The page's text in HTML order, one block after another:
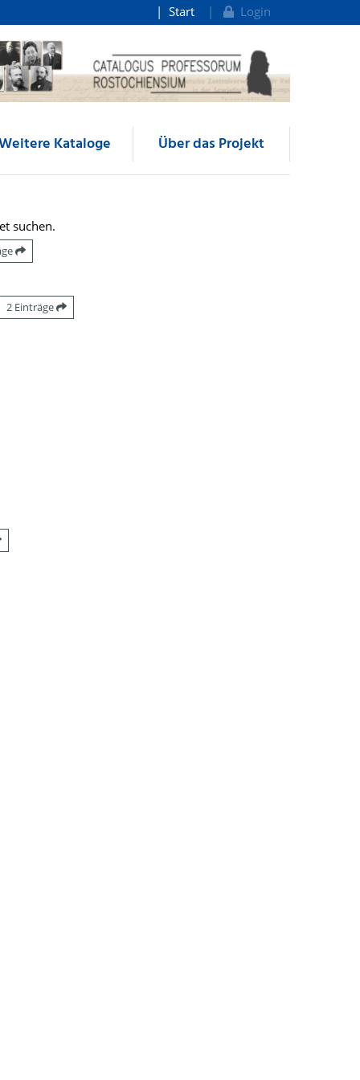
Start Login
Kataloge Über das Projekt
suchen.
2 Einträge